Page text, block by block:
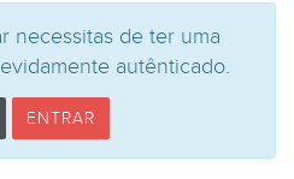
necessitas de ter uma
autênticado.
ENTRAR